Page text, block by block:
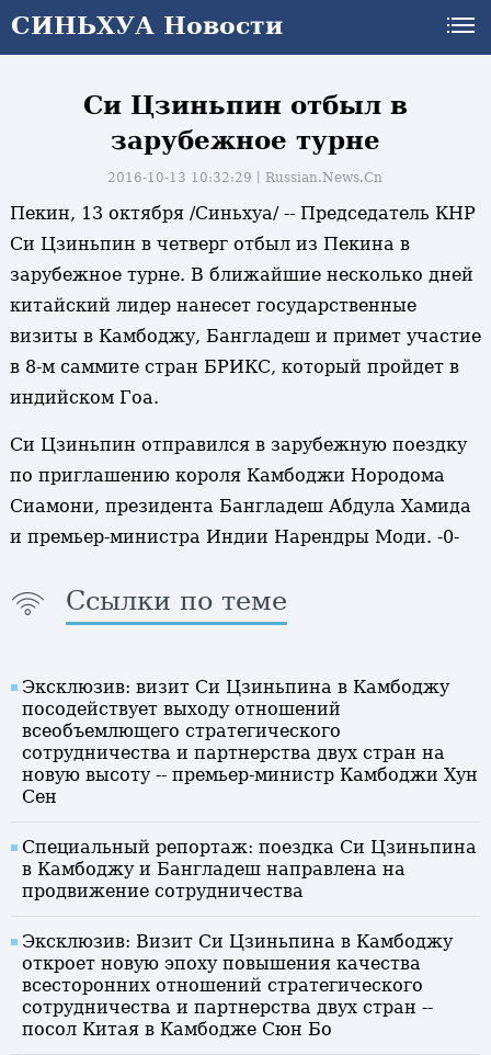
СИНЬХУА Новости
Си Цзиньпин отбыл в
зарубежное турне
2016-10-13 10:32:29丨Russian.News.Cn
Пекин, 13 октября /Синьхуа/ -- Председатель КНР
Си Цзиньпин в четверг отбыл из Пекина в
зарубежное турне. В ближайшие несколько дней
китайский лидер нанесет государственные
визиты в Камбоджу, Бангладеш и примет участие
в 8-м саммите стран БРИКС, который пройдет в
индийском Гоа.
Си Цзиньпин отправился в зарубежную поездку
по приглашению короля Камбоджи Нородома
Сиамони, президента Бангладеш Абдула Хамида
и премьер-министра Индии Нарендры Моди. -0-
Ссылки по теме
Эксклюзив: визит Си Цзиньпина в Камбоджу
посодействует выходу отношений
всеобъемлющего стратегического
сотрудничества и партнерства двух стран на
новую высоту -- премьер-министр Камбоджи Хун
Сен
Специальный репортаж: поездка Си Цзиньпина
в Камбоджу и Бангладеш направлена на
продвижение сотрудничества
Эксклюзив: Визит Си Цзиньпина в Камбоджу
откроет новую эпоху повышения качества
всесторонних отношений стратегического
сотрудничества и партнерства двух стран --
посол Китая в Камбодже Сюн Бо